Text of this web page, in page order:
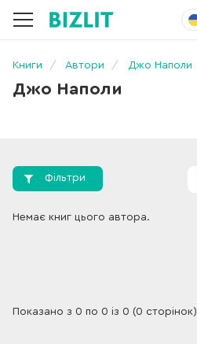
Книги Автори Джо Наполи
Джо Наполи
Фільтри
Немає книг цього автора.
Показано з 0 по 0 із 0 (0 сторінок)